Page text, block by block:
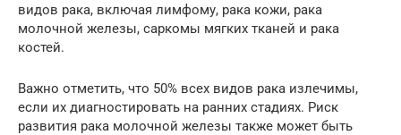
видов рака, включая лимфому, рака кожи, рака
молочной железы, саркомы мягких тканей и рака
костей.
Важно отметить, что 50% всех видов рака излечимы,
если их диагностировать на ранних стадиях. Риск
развития рака молочной железы также может быть